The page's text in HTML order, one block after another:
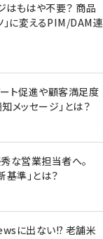
はもはや不要？ 商品
」に変えるPIM/DAM連
ト促進や顧客満足度
メッセージ」とは？
な営業担当者へ。
準」とは？
に出ない!? 老舗米